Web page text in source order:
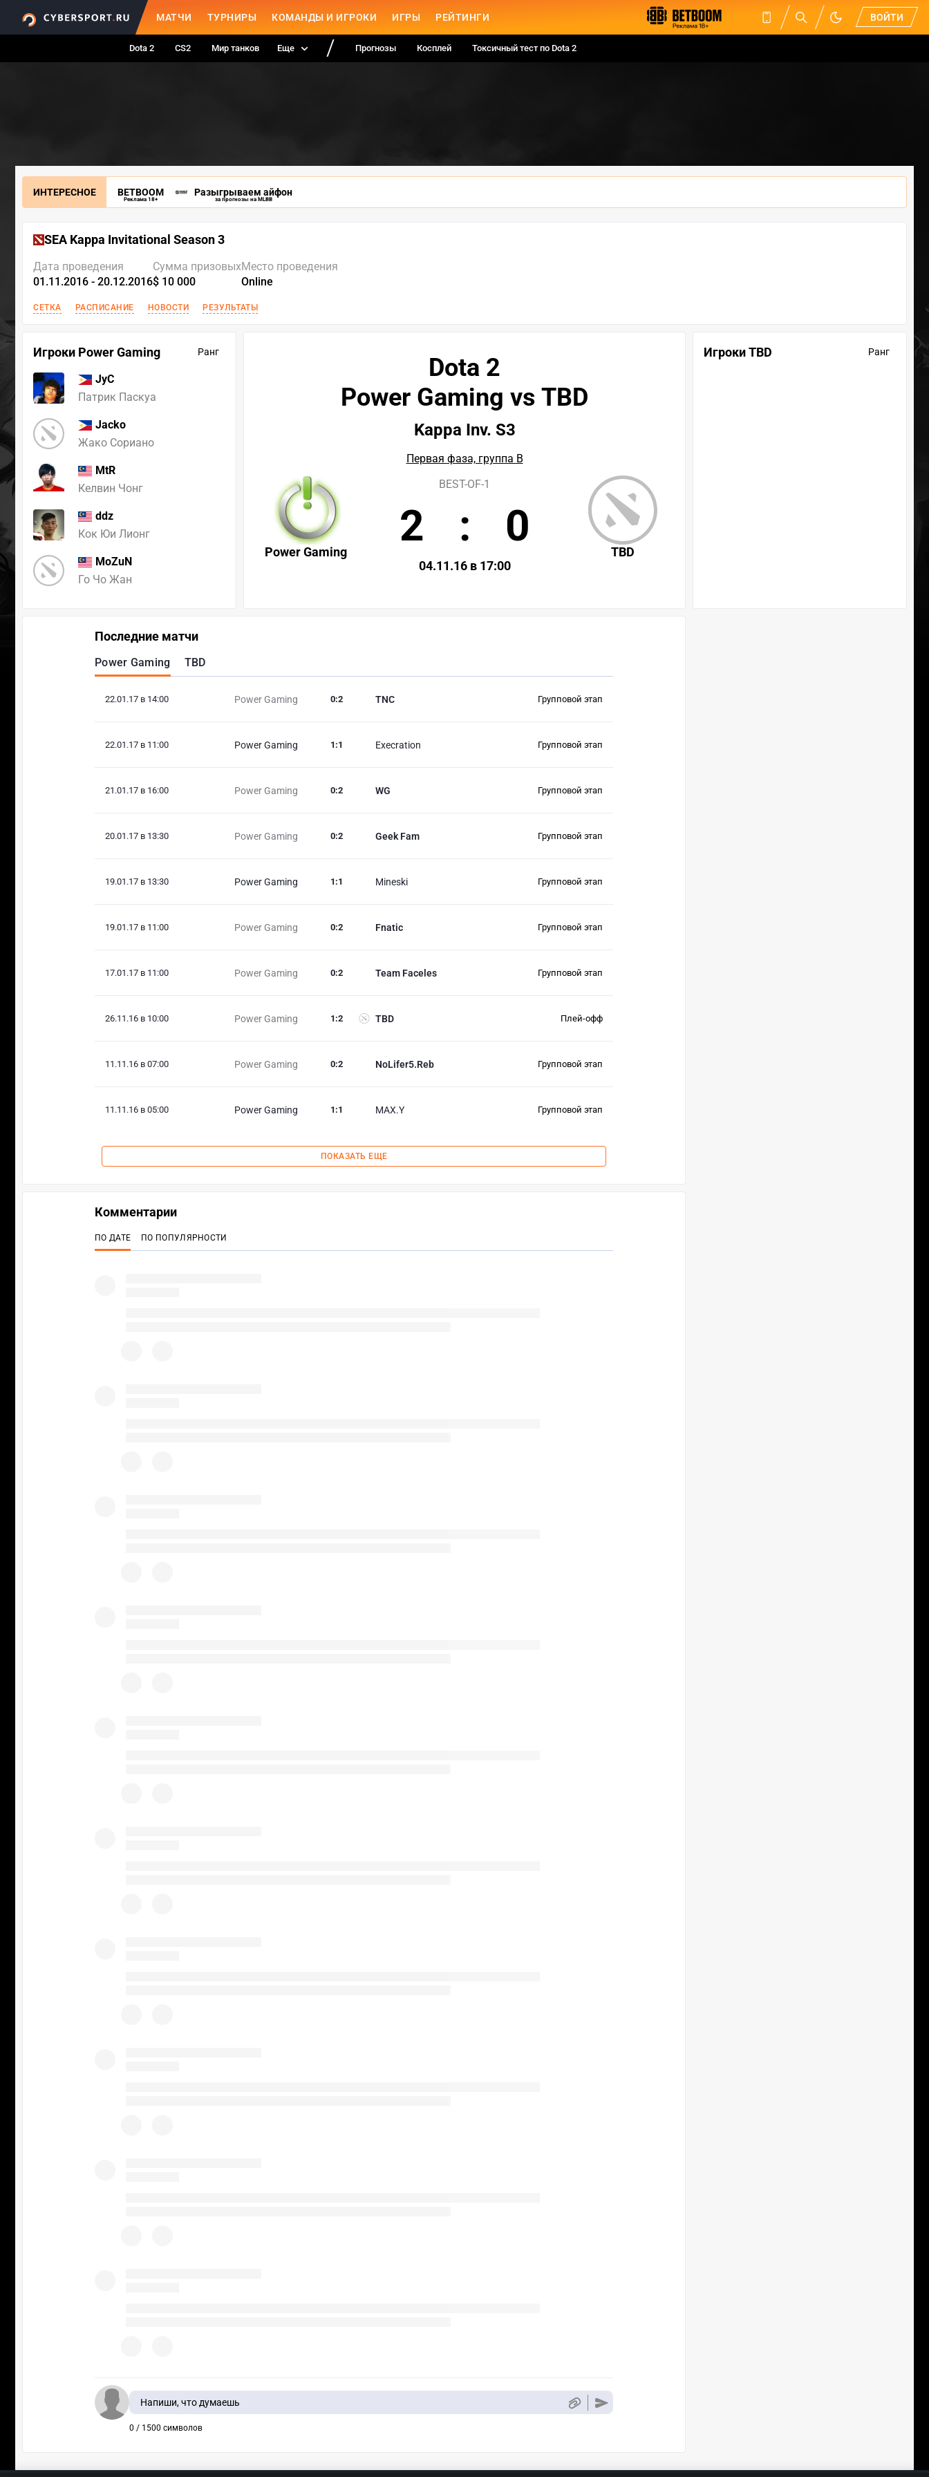
МАТЧИ ТУРНИРЫ КОМАНДЫ И ИГРОКИ ИГРЫ РЕЙТИНГИ ВОЙТИ
Dota 2 CS2 Мир танков Еще Прогнозы Косплей Токсичный тест по Dota 2
ИНТЕРЕСНОЕ BETBOOM
Реклама 18+
Разыгрываем айфон
за прогнозы на MLBB
SEA Kappa Invitational Season 3
Дата проведения
01.11.2016 - 20.12.2016
Сумма призовых
$ 10 000
Место проведения
Online
СЕТКА РАСПИСАНИЕ НОВОСТИ РЕЗУЛЬТАТЫ
Игроки Power Gaming Ранг
JyC
Патрик Паскуа
Jacko
Жако Сориано
MtR
Келвин Чонг
ddz
Кок Юи Лионг
MoZuN
Го Чо Жан
Игроки TBD Ранг
Dota 2
Power Gaming vs TBD
Kappa Inv. S3
Первая фаза, группа B
Power Gaming TBD
BEST-OF-1
2 : 0
04.11.16 в 17:00
Последние матчи
Power Gaming TBD
22.01.17 в 14:00 Power Gaming TNC
0:2 Групповой этап
22.01.17 в 11:00 Power Gaming Execration
1 :1 Групповой этап
21.01.17 в 16:00 Power Gaming WG
0:2 Групповой этап
20.01.17 в 13:30 Power Gaming Geek Fam
0:2 Групповой этап
19.01.17 в 13:30 Power Gaming Mineski
1 :1 Групповой этап
19.01.17 в 11:00 Power Gaming Fnatic
0:2 Групповой этап
17.01.17 в 11:00 Power Gaming Team Faceles
0:2 Групповой этап
26.11.16 в 10:00 Power Gaming TBD
1 :2 Плей-офф
11.11.16 в 07:00 Power Gaming NoLifer5.Reb
0:2 Групповой этап
11.11.16 в 05:00 Power Gaming MAX.Y
1 :1 Групповой этап
ПОКАЗАТЬ ЕЩЕ
Комментарии
ПО ДАТЕ ПО ПОПУЛЯРНОСТИ
Напиши, что думаешь
0 / 1500 символов